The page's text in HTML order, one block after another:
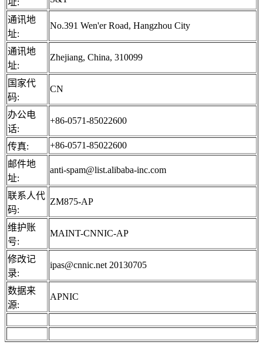
通讯地
址:
No.391 Wen'er Road, Hangzhou City
通讯地
址:
Zhejiang, China, 310099
国家代
码:
CN
办公电
话:
+86-0571-85022600
传真:
+86-0571-85022600
邮件地
址:
anti-spam@list.alibaba-inc.com
联系人代
码:
ZM875-AP
维护账
号:
MAINT-CNNIC-AP
修改记
录:
ipas@cnnic.net 20130705
数据来
源:
APNIC